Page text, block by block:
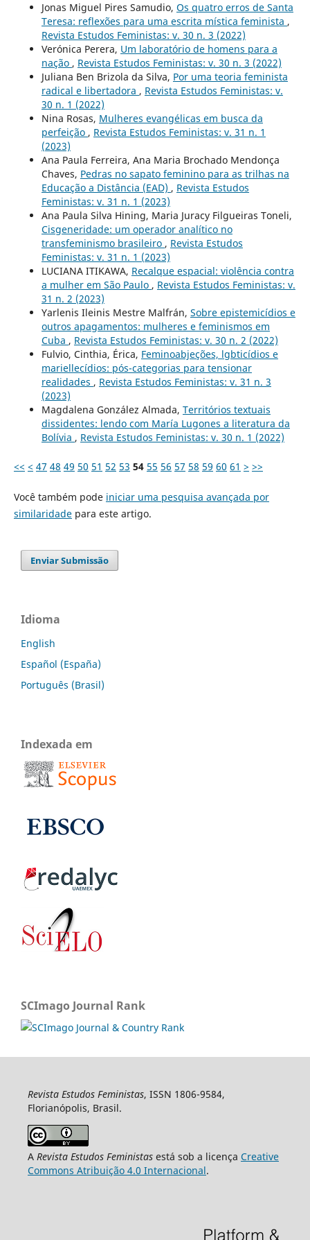
Jonas Miguel Pires Samudio, Os quatro erros de Santa
Teresa: reflexões para uma escrita mística feminista ,
Revista Estudos Feministas: v. 30 n. 3 (2022)
Verónica Perera, Um laboratório de homens para a
nação , Revista Estudos Feministas: v. 30 n. 3 (2022)
Juliana Ben Brizola da Silva, Por uma teoria feminista
radical e libertadora , Revista Estudos Feministas: v.
30 n. 1 (2022)
Nina Rosas, Mulheres evangélicas em busca da
perfeição , Revista Estudos Feministas: v. 31 n. 1
(2023)
Ana Paula Ferreira, Ana Maria Brochado Mendonça
Chaves, Pedras no sapato feminino para as trilhas na
Educação a Distância (EAD) , Revista Estudos
Feministas: v. 31 n. 1 (2023)
Ana Paula Silva Hining, Maria Juracy Filgueiras Toneli,
Cisgeneridade: um operador analítico no
transfeminismo brasileiro , Revista Estudos
Feministas: v. 31 n. 1 (2023)
LUCIANA ITIKAWA, Recalque espacial: violência contra
a mulher em São Paulo , Revista Estudos Feministas: v.
31 n. 2 (2023)
Yarlenis Ileinis Mestre Malfrán, Sobre epistemicídios e
outros apagamentos: mulheres e feminismos em
Cuba , Revista Estudos Feministas: v. 30 n. 2 (2022)
Fulvio, Cinthia, Érica, Feminoabjeções, lgbticídios e
mariellecídios: pós-categorias para tensionar
realidades , Revista Estudos Feministas: v. 31 n. 3
(2023)
Magdalena González Almada, Territórios textuais
dissidentes: lendo com María Lugones a literatura da
Bolívia , Revista Estudos Feministas: v. 30 n. 1 (2022)
<< < 47 48 49 50 51 52 53 54 55 56 57 58 59 60 61 > >>
Você também pode iniciar uma pesquisa avançada por
similaridadepara este artigo.
Enviar Submissão
Idioma
English
Español (España)
Português (Brasil)
Indexada em
SCImago Journal Rank
Revista Estudos Feministas, ISSN 1806-9584,
Florianópolis, Brasil.
A Revista Estudos Feministasestá sob a licença Creative
Commons Atribuição 4.0 Internacional.